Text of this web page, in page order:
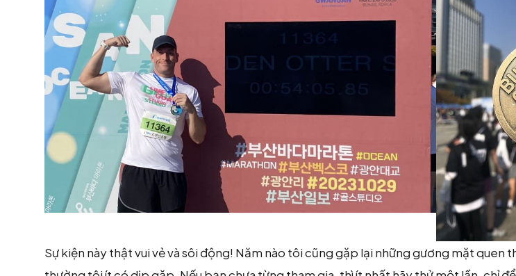
Sự kiện này thật vui vẻ và sôi động! Năm nào tôi cũng gặp lại những gương mặt quen